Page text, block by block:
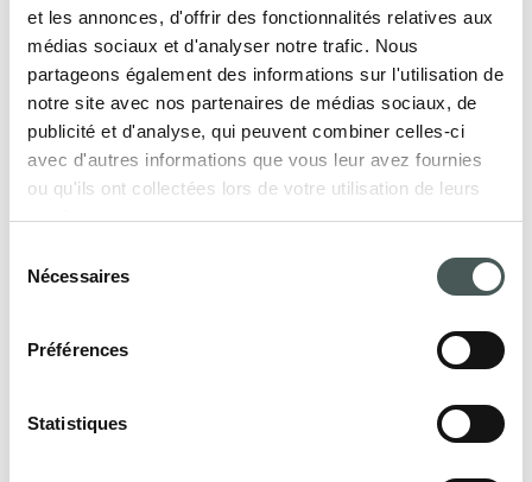
et les annonces, d'offrir des fonctionnalités relatives aux
médias sociaux et d'analyser notre trafic. Nous
partageons également des informations sur l'utilisation de
notre site avec nos partenaires de médias sociaux, de
publicité et d'analyse, qui peuvent combiner celles-ci
avec d'autres informations que vous leur avez fournies
ou qu'ils ont collectées lors de votre utilisation de leurs
services.
Nécessaires
Préférences
Statistiques
Nos produits
Découvrez nos revêtements de sol textiles
pour le secteur Contract et Résidentiel, et
meublez vos intérieurs avec style et
PRODUITS